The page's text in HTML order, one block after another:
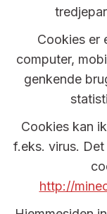
Cookies er
computer,
genkende
Cookies kan
f.eks. virus.
http://